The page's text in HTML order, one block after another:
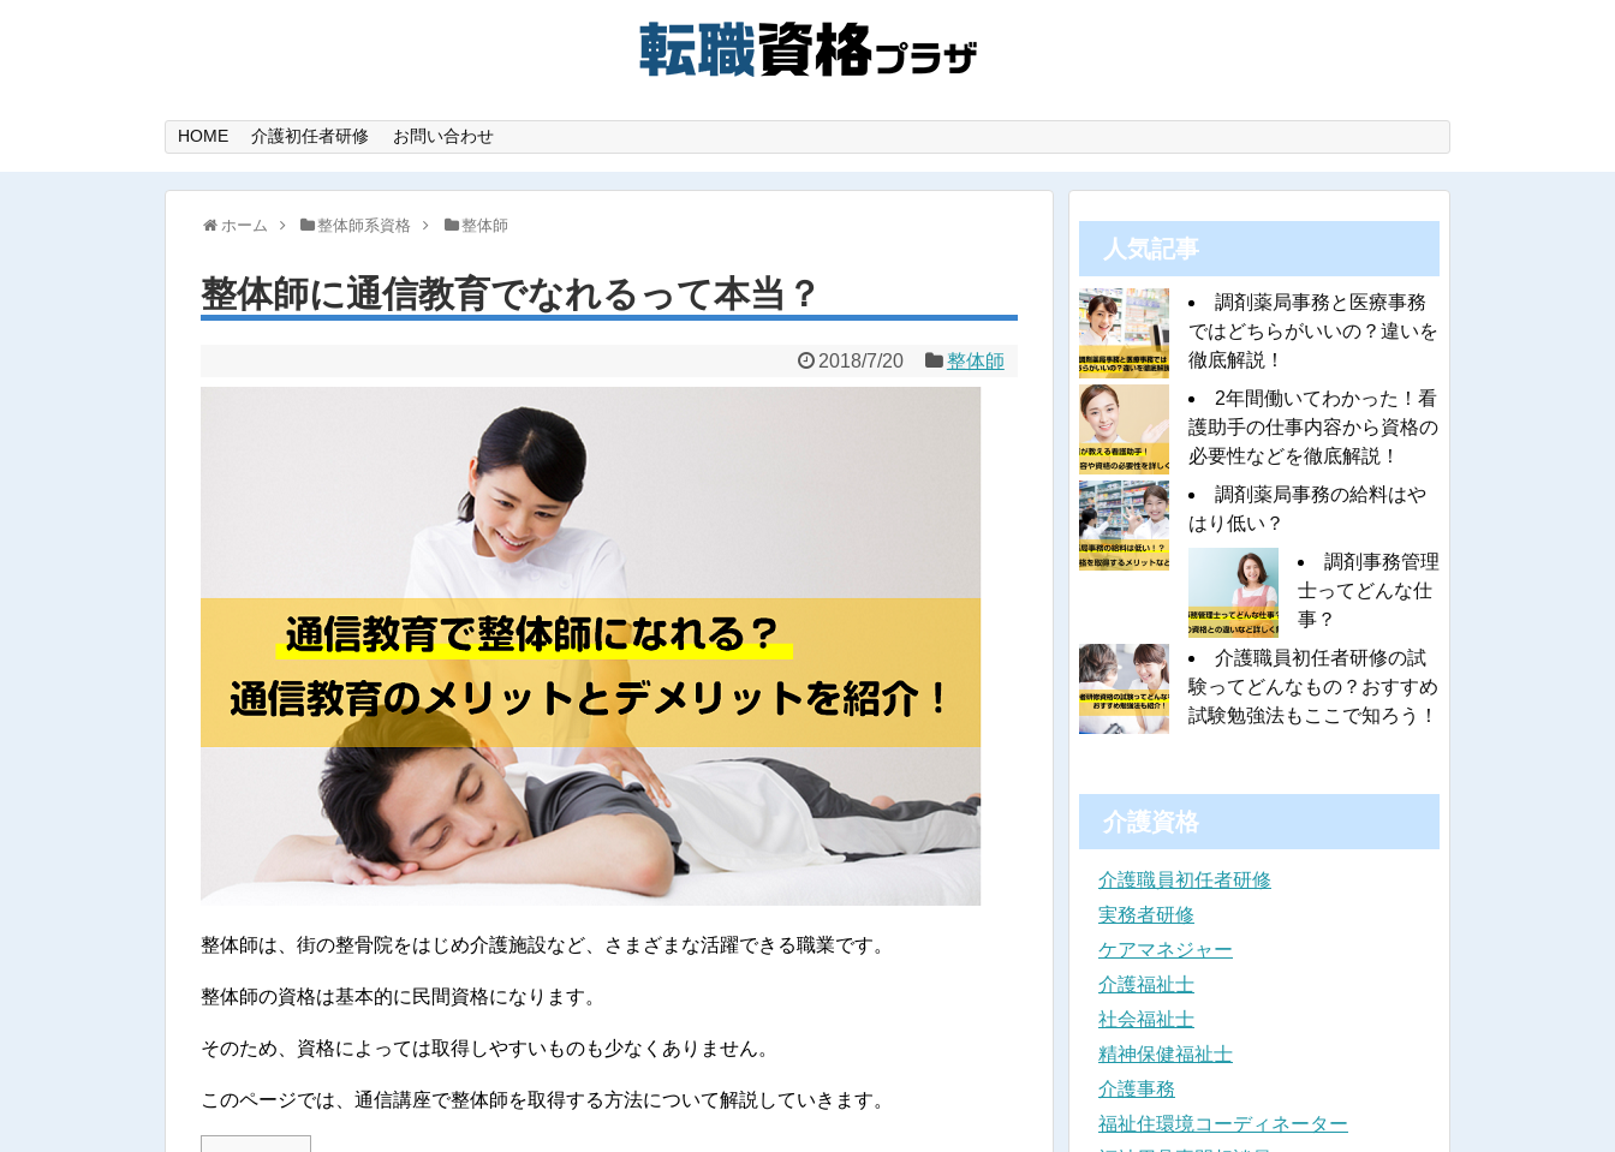
HOME 介護初任者研修 お問い合わせ
ホーム 整体師系資格 整体師
整体師に通信教育でなれるって本当？
2018/7/20 整体師
整体師は、街の整骨院をはじめ介護施設など、さまざまな活躍できる職業です。
整体師の資格は基本的に民間資格になります。
そのため、資格によっては取得しやすいものも少なくありません。
このページでは、通信講座で整体師を取得する方法について解説していきます。
人気記事
調剤薬局事務と医療事務
ではどちらがいいの？違いを
徹底解説！
2年間働いてわかった！看
護助手の仕事内容から資格の
必要性などを徹底解説！
調剤薬局事務の給料はや
はり低い？
調剤事務管理
士ってどんな仕
事？
介護職員初任者研修の試
験ってどんなもの？おすすめ
試験勉強法もここで知ろう！
介護資格
介護職員初任者研修
実務者研修
ケアマネジャー
介護福祉士
社会福祉士
精神保健福祉士
介護事務
福祉住環境コーディネーター